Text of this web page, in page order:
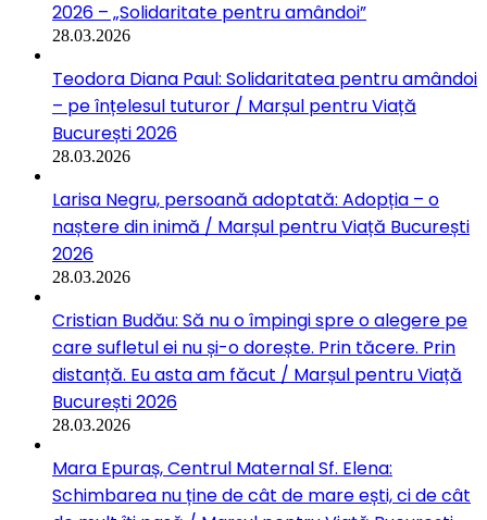
2026 – „Solidaritate pentru amândoi”
28.03.2026
Teodora Diana Paul: Solidaritatea pentru amândoi
– pe înțelesul tuturor / Marșul pentru Viață
București 2026
28.03.2026
Larisa Negru, persoană adoptată: Adopția – o
naștere din inimă / Marșul pentru Viață București
2026
28.03.2026
Cristian Budău: Să nu o împingi spre o alegere pe
care sufletul ei nu și-o dorește. Prin tăcere. Prin
distanță. Eu asta am făcut / Marșul pentru Viață
București 2026
28.03.2026
Mara Epuraș, Centrul Maternal Sf. Elena:
Schimbarea nu ține de cât de mare ești, ci de cât